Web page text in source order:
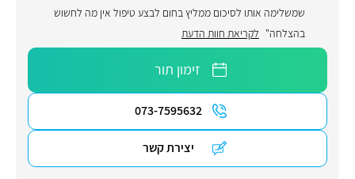
שמשלימה אותו לסיכום ממליץ בחום לבצע טיפול אין מה לחשוש
בהצלחה" לקריאת חוות הדעת
זימון תור
073-7595632
יצירת קשר